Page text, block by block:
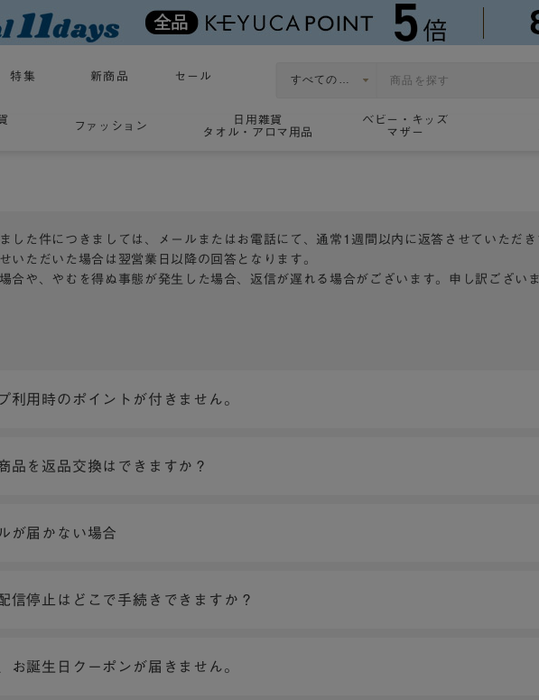
特集 新商品 セール
ファッション
日用雑貨
タオル・アロマ用品
ベビー・キッズ
マザー
した件につきましては、メールまたはお電話にて、通常1週間以内に返答させていただ
いただいた場合は翌営業日以降の回答となります。
合や、やむを得ぬ事態が発生した場合、返信が遅れる場合がございます。申し訳ござい
利用時のポイントが付きません。
品を返品交換はできますか？
が届かない場合
信停止はどこで手続きできますか？
お誕生日クーポンが届きません。